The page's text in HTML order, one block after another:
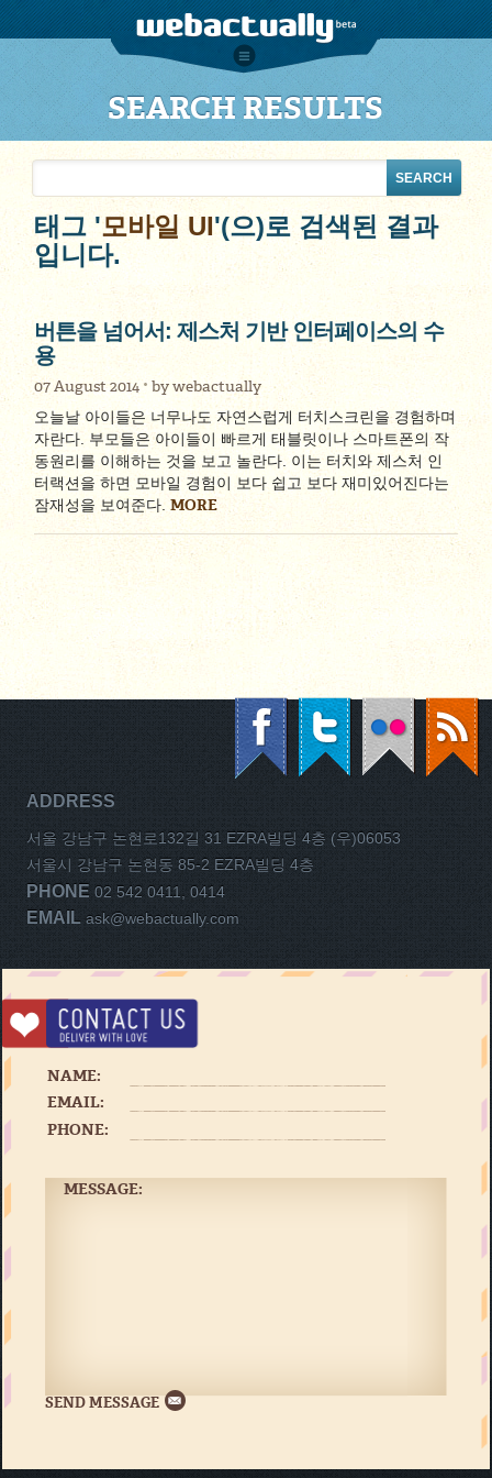
SEARCH RESULTS
태그 '모바일 UI'(으)로 검색된 결과
입니다.
버튼을 넘어서: 제스처 기반 인터페이스의 수
용
07 August 2014 bywebactually
오늘날 아이들은 너무나도 자연스럽게 터치스크린을 경험하며
자란다. 부모들은 아이들이 빠르게 태블릿이나 스마트폰의 작
동원리를 이해하는 것을 보고 놀란다. 이는 터치와 제스처 인
터랙션을 하면 모바일 경험이 보다 쉽고 보다 재미있어진다는
잠재성을 보여준다.MORE
ADDRESS
서울 강남구 논현로132길 31 EZRA빌딩 4층 (우)06053
서울시 강남구 논현동 85-2 EZRA빌딩 4층
PHONE 02 542 0411, 0414
EMAIL ask@webactually.com
NAME:
EMAIL:
PHONE:
MESSAGE: